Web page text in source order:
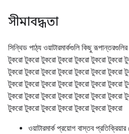
সীমাবদ্ধতা
সিন্থিড পাঠ্য ওয়াটারমার্কগুলি কিছু
টুকরো টুকরো টুকরো টুকরো টুকরো টুকরো টুকরো
টুকরো টুকরো টুকরো টুকরো টুকরো টুকরো টুকরো
টুকরো টুকরো টুকরো টুকরো টুকরো টুকরো টুকরো
টুকরো টুকরো টুকরো টুকরো টুকরো টুকরো টুকরো
টুকরো টুকরো টুকরো টুকরো টুকরো টুকরো টুকরো
ওয়াটারমার্ক প্রয়োগ বাস্তব